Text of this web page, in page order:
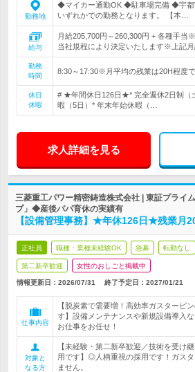
勤務地
◆マイカー通勤OK ◆駐車場完備 ◆宇都
いずれかでの勤務となります。 【本…
給与
月給205,700円～260,300円 + 各種手当
当社規程により決定いたします※上記月
勤務
時間
8:30～17:30※月平均の残業は20H程度
休日
休暇
# ★年間休日126日★* 完全週休2日制（
暇（5日）* 年末年始休暇（…
求人詳細を見る
三菱重工パワー精密鋳造株式会社 | 東証プライ
プ」◆産後パパ育休の実績有
【設備管理事務】★年休126日★残業月
正社員 職種・業種未経験OK 急募 転勤なし
第二新卒歓迎 女性のおしごと掲載中
情報更新日：2026/07/31 終了予定日： 2027/01/21
仕事内容
【脱炭素で需要増！高効率ガスタービ
す】設備メンテナンスや新規設備導入
お仕事をお任せ！
対象と
なる方
【未経験・第二新卒歓迎／技術を受け
用です】◎人柄重視の採用です！ガス
ません。